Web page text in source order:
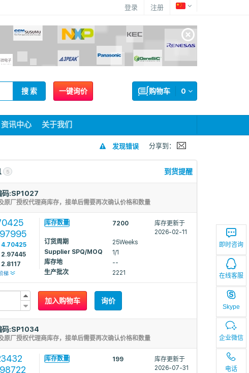
登录 注册
即时咨询
在线客服
Skype
企业微信
电话
一键询价 0
购物车
搜 索
资讯中心 关于我们
发现错误 分享到：
5 到货提醒
码:SP1027
原厂授权代理商库存，接单后需要再次确认价格和数量
梯
4.70425
2.97445
2.8117
库存数量 7200
库存更新于
2026-02-11
订货周期
25Weeks
Supplier SPQ/MOQ
1/1
库存地
--
生产批次
2221
加入购物车 询价
码:SP1034
原厂授权代理商库存，接单后需要再次确认价格和数量
库存数量 199
库存更新于
2026-07-31